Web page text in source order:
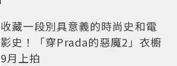
收藏一段別具意義的時尚史和電
影史！「穿Prada的惡魔2」衣櫥
9月上拍